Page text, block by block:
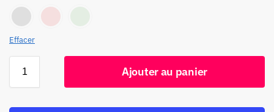
Effacer
Ajouter au panier